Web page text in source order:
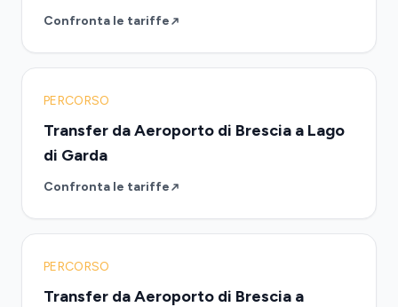
Confronta le tariffe
PERCORSO
Transfer da Aeroporto di Brescia a Lago
di Garda
Confronta le tariffe
PERCORSO
Transfer da Aeroporto di Brescia a